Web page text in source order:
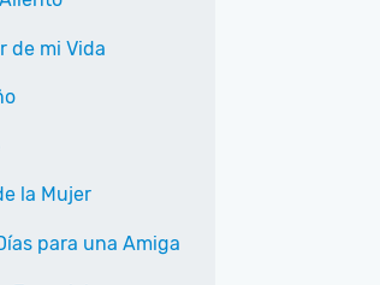
de mi Vida
la Mujer
para una Amiga